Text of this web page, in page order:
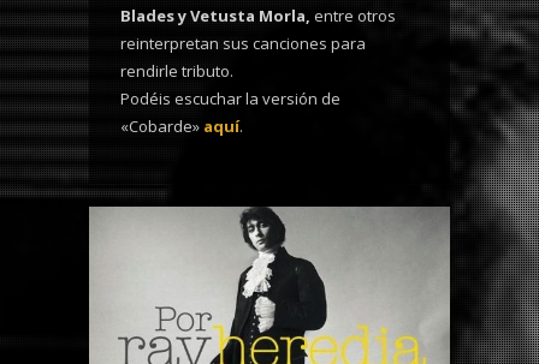
Blades y Vetusta Morla, entre otros
reinterpretan sus canciones para
rendirle tributo.
Podéis escuchar la versión de
«Cobarde» aquí.